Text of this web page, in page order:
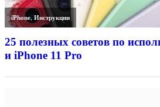
iPhone,Инструкции
25 полезных советов по
и iPhone 11 Pro